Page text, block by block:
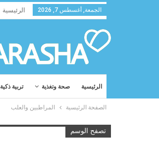
الجمعة, أغسطس 7, 2026 الرئيسية
الرئيسية صحة وتغذية تربية ذكية
الصفحة الرئيسية المراطبين والعلب
تصفح الوسم